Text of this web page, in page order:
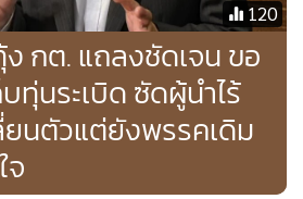
างนาย ที่ไม่รับผิดชอบ มีผลประโยชน์
งเสียอธิปไตยเหล่านี้มานาน ดังนั้น ถึง
ละจัดการปัญหาชายแดนไทย-กัมพูชา
“ยกเลิกเอ็มโอยู” ทั้ง “เอ็มโอยู 43”
120
ง กต. แถลงชัดเจน ขอ
ทุ่นระเบิด ซัดผู้นำไร้
ยนตัวแต่ยังพรรคเดิม
จ